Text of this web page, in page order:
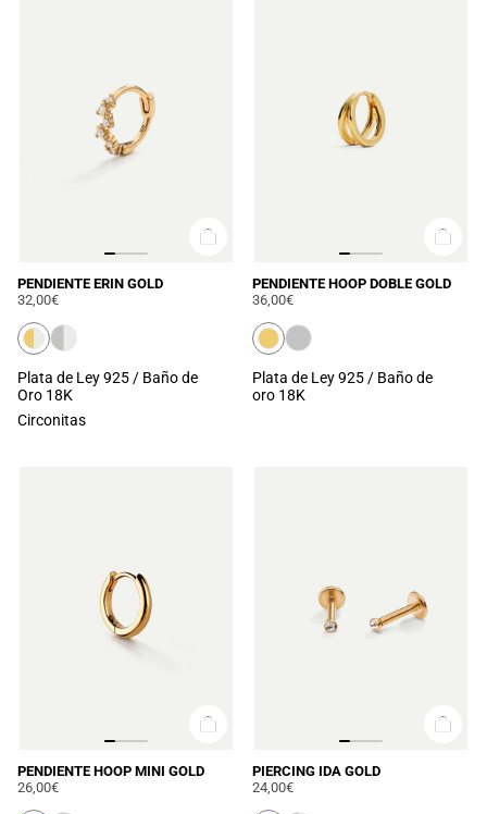
PENDIENTE ERIN GOLD
32,00€
Plata de Ley 925 / Baño de
Oro 18K
Circonitas
PENDIENTE HOOP DOBLE GOLD
36,00€
Plata de Ley 925 / Baño de
oro 18K
PENDIENTE HOOP MINI GOLD
26,00€
PIERCING IDA GOLD
24,00€